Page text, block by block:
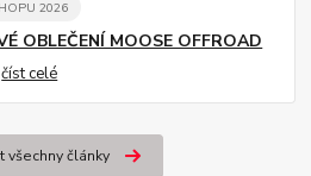
2026
OBLEČENÍ MOOSE OFFROAD
číst celé
všechny články